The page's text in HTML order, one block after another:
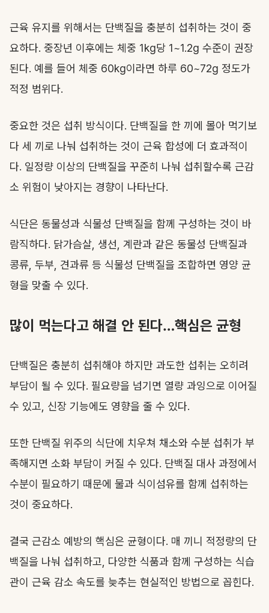
근육 유지를 위해서는 단백질을 충분히 섭취하는 것이 중
요하다. 중장년 이후에는 체중 1kg당 1~1.2g 수준이 권장
된다. 예를 들어 체중 60kg이라면 하루 60~72g 정도가
적정 범위다.
중요한 것은 섭취 방식이다. 단백질을 한 끼에 몰아 먹기보
다 세 끼로 나눠 섭취하는 것이 근육 합성에 더 효과적이
다. 일정량 이상의 단백질을 꾸준히 나눠 섭취할수록 근감
소 위험이 낮아지는 경향이 나타난다.
식단은 동물성과 식물성 단백질을 함께 구성하는 것이 바
람직하다. 닭가슴살, 생선, 계란과 같은 동물성 단백질과
콩류, 두부, 견과류 등 식물성 단백질을 조합하면 영양 균
형을 맞출 수 있다.
많이 먹는다고 해결 안 된다…핵심은 균형
단백질은 충분히 섭취해야 하지만 과도한 섭취는 오히려
부담이 될 수 있다. 필요량을 넘기면 열량 과잉으로 이어질
수 있고, 신장 기능에도 영향을 줄 수 있다.
또한 단백질 위주의 식단에 치우쳐 채소와 수분 섭취가 부
족해지면 소화 부담이 커질 수 있다. 단백질 대사 과정에서
수분이 필요하기 때문에 물과 식이섬유를 함께 섭취하는
것이 중요하다.
결국 근감소 예방의 핵심은 균형이다. 매 끼니 적정량의 단
백질을 나눠 섭취하고, 다양한 식품과 함께 구성하는 식습
관이 근육 감소 속도를 늦추는 현실적인 방법으로 꼽힌다.